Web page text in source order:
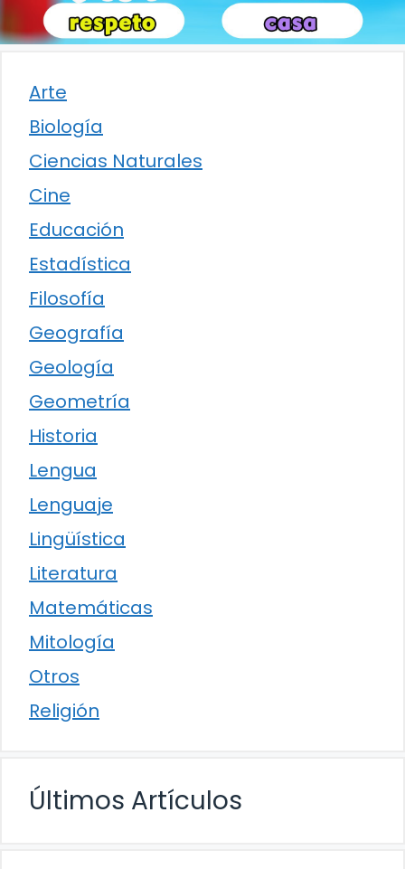
Arte
Biología
Ciencias Naturales
Cine
Educación
Estadística
Filosofía
Geografía
Geología
Geometría
Historia
Lengua
Lenguaje
Lingüística
Literatura
Matemáticas
Mitología
Otros
Religión
Últimos Artículos